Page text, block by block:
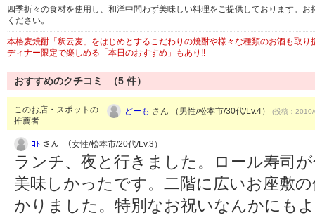
四季折々の食材を使用し、和洋中問わず美味しい料理をご提供しております。
ください。
本格麦焼酎「釈云麦」をはじめとするこだわりの焼酎や様々な種類のお酒も取り
ディナー限定で楽しめる「本日のおすすめ」もあり!!
おすすめのクチコミ （5 件）
このお店・スポットの
推薦者
どーも さん （男性/松本市/30代/Lv.4） (投稿：
ｺﾄ さん （女性/松本市/20代/Lv.3）
ランチ、夜と行きました。ロール寿司
美味しかったです。二階に広いお座敷
かりました。特別なお祝いなんかにも